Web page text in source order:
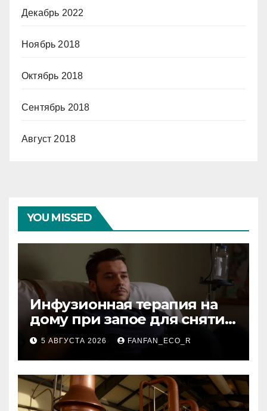
Декабрь 2022
Ноябрь 2018
Октябрь 2018
Сентябрь 2018
Август 2018
YOU MISSED
Инфузионная терапия на
дому при запое для снятия
интоксикации
5 АВГУСТА 2026 FANFAN_ECO_R